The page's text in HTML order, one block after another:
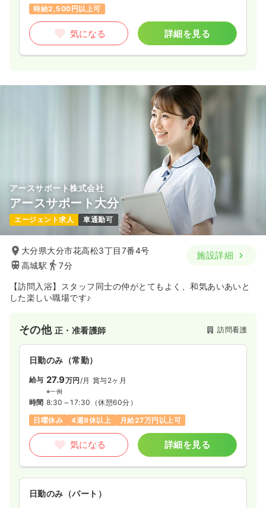
時給2,500円以上可
気になる 詳細を見る
アースサポート株式会社
アースサポート大分
エージェント求人 車通勤可
大分県大分市花高松3丁目7番4号
高城駅
7分
施設詳細
【訪問入浴】スタッフ同士の仲がとてもよく、和気あいあいと
した楽しい職場です♪
その他 正・准看護師 訪問看護
日勤のみ（常勤）
給与 27.9万円/月 賞与2ヶ月
※一例
時間 8:30～17:30 （休憩60分）
日曜休み
4週8休以上 月給27万円以上可
気になる 詳細を見る
日勤のみ（パート）